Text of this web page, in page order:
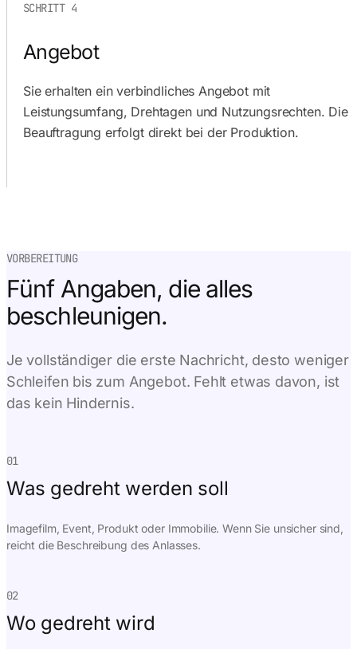
SCHRITT 4
Angebot
Sie erhalten ein verbindliches Angebot mit
Leistungsumfang, Drehtagen und Nutzungsrechten. Die
Beauftragung erfolgt direkt bei der Produktion.
VORBEREITUNG
Fünf Angaben, die alles
beschleunigen.
Je vollständiger die erste Nachricht, desto weniger
Schleifen bis zum Angebot. Fehlt etwas davon, ist
das kein Hindernis.
01
Was gedreht werden soll
Imagefilm, Event, Produkt oder Immobilie. Wenn Sie unsicher sind,
reicht die Beschreibung des Anlasses.
02
Wo gedreht wird